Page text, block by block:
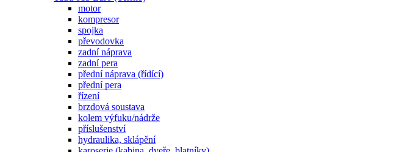
motor
kompresor
spojka
převodovka
zadní náprava
zadní pera
přední náprava (řídící)
přední pera
řízení
brzdová soustava
kolem výfuku/nádrže
příslušenství
hydraulika, sklápění